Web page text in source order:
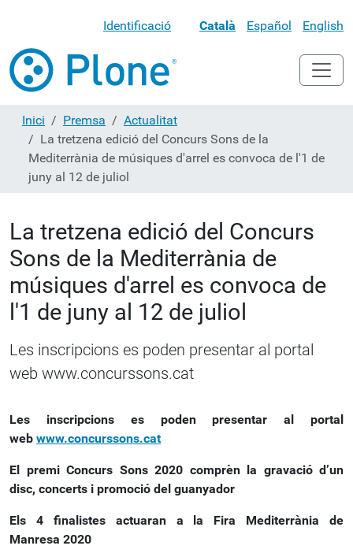
Identificació Català Español English
Inici Premsa
Actualitat
La tretzena edició del Concurs Sons de la
Mediterrània de músiques d'arrel es convoca de l'1 de
juny al 12 de juliol
La tretzena edició del Concurs
Sons de la Mediterrània de
músiques d'arrel es convoca de
l'1 de juny al 12 de juliol
Les inscripcions es poden presentar al portal
web www.concurssons.cat
Les inscripcions es poden presentar al portal
web www.concurssons.cat
El premi Concurs Sons 2020 comprèn la gravació d’un
disc, concerts i promoció del guanyador
Els 4 finalistes actuaran a la Fira Mediterrània de
Manresa 2020